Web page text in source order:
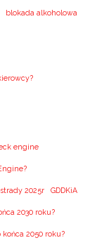
blokada alkoholowa
engine
2025r GDDKiA
2030 roku?
2050 roku?